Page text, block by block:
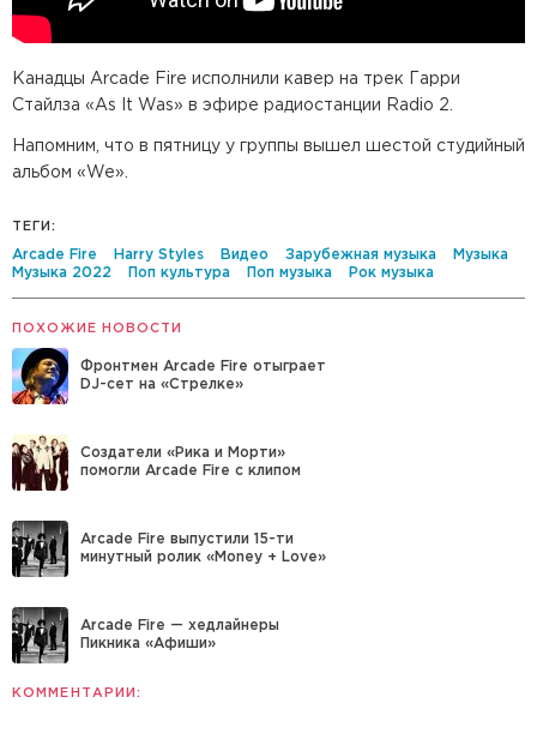
Канадцы Arcade Fire исполнили кавер на трек Гарри
Стайлза «As It Was» в эфире радиостанции Radio 2.
Напомним, что в пятницу у группы вышел шестой студийный
альбом «We».
ТЕГИ:
Arcade Fire Harry Styles Видео Зарубежная музыка
Музыка
Музыка 2022
Поп культура Поп музыка Рок музыка
ПОХОЖИЕ НОВОСТИ
Фронтмен Arcade Fire отыграет
DJ-сет на «Стрелке»
Создатели «Рика и Морти»
помогли Arcade Fire с клипом
Arcade Fire выпустили 15-ти
минутный ролик «Money + Love»
Arcade Fire — хедлайнеры
Пикника «Афиши»
КОММЕНТАРИИ: